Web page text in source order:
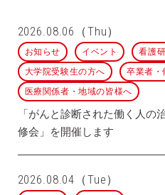
2026.08.06（Thu）
お知らせ イベント 看護
大学院受験生の方へ
卒業者・
医療関係者・地域の皆様へ
「がんと診断された働く人の
修会」を開催します
2026.08.04（Tue）